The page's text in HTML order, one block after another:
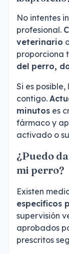
No intentes
profesional.
veterinario
proporciona
del perro,
Si es
contigo.
minutos es
fármaco y
activado o
¿Puedo
mi perro?
Existen
específicos
supervisión
aprobados
prescritos